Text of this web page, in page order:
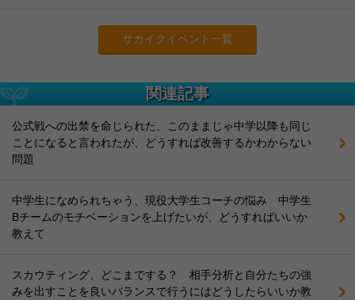
サカイクイベント一覧
関連記事
公式戦への出禁を命じられた、このままじゃ中学以降も同じ
ことになると言われたが、どうすれば改善するかわからない
問題
中学生になめられちゃう、現役大学生コーチの悩み 中学生
Bチームのモチベーションを上げたいが、どうすればいいか
教えて
スカウティング、どこまでする？ 相手分析と自分たちの強
みを出すことを良いバランスで行うにはどうしたらいいか教